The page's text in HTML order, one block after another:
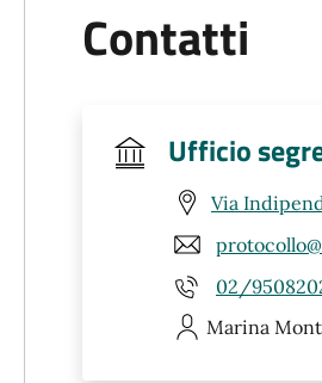
Contatti
Ufficio
Via
02/
Marina